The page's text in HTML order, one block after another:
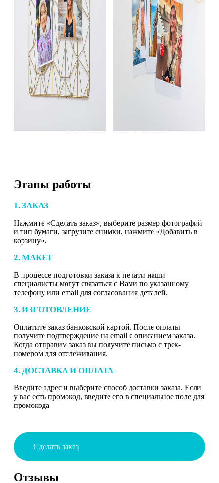
Этапы работы
1. ЗАКАЗ
Нажмите «Сделать заказ», выберите размер фотографий
и тип бумаги, загрузите снимки, нажмите «Добавить в
корзину».
2. МАКЕТ
В процессе подготовки заказа к печати наши
специалисты могут связаться с Вами по указанному
телефону или email для согласования деталей.
3. ИЗГОТОВЛЕНИЕ
Оплатите заказ банковской картой. После оплаты
получите подтверждение на email с описанием заказа.
Когда отправим заказ вы получите письмо с трек-
номером для отслеживания.
4. ДОСТАВКА И ОПЛАТА
Введите адрес и выберите способ доставки заказа. Если
у вас есть промокод, введите его в специальное поле для
промокода
Сделать заказ
Отзывы